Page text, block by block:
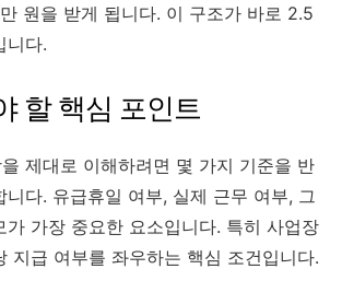
원을 받게 됩니다. 이 구조가 바로 2.5
니다.
할 핵심 포인트
제대로 이해하려면 몇 가지 기준을 반
니다. 유급휴일 여부, 실제 근무 여부, 그
가 가장 중요한 요소입니다. 특히 사업장
지급 여부를 좌우하는 핵심 조건입니다.